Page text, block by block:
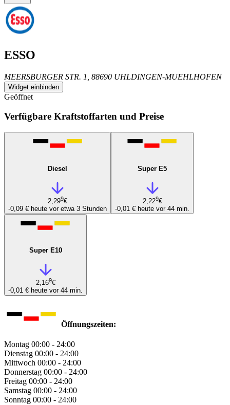
ESSO
MEERSBURGER STR. 1, 88690 UHLDINGEN-MUEHLHOFEN
Widget einbinden
Geöffnet
Verfügbare Kraftstoffarten und Preise
Diesel
2,299€
-0,09 € heute vor etwa 3 Stunden
Super E5
2,229€
-0,01 € heute vor 44 min.
Super E10
2,169€
-0,01 € heute vor 44 min.
Öffnungszeiten:
Montag 00:00 - 24:00
Dienstag 00:00 - 24:00
Mittwoch 00:00 - 24:00
Donnerstag 00:00 - 24:00
Freitag 00:00 - 24:00
Samstag 00:00 - 24:00
Sonntag 00:00 - 24:00